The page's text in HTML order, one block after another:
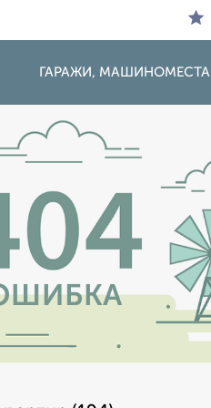
ГАРАЖИ, МАШИНОМЕСТА